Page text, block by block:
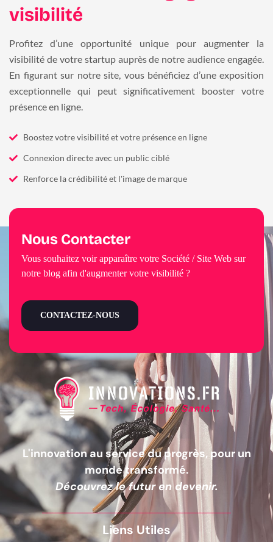
visibilité
Profitez d’une opportunité unique pour augmenter la
visibilité de votre startup auprès de notre audience engagée.
En figurant sur notre site, vous bénéficiez d’une exposition
exceptionnelle qui peut significativement booster votre
présence en ligne.
Boostez votre visibilité et votre présence en ligne
Connexion directe avec un public ciblé
Renforce la crédibilité et l'image de marque
L'innovation au service du progrès, pour un
monde transformé.
Découvrez le futur en devenir.
Liens Utiles
Nous Contacter
Vous souhaitez voir apparaître votre Société / Site Web sur
notre blog afin d'augmenter votre visibilité ?
CONTACTEZ-NOUS